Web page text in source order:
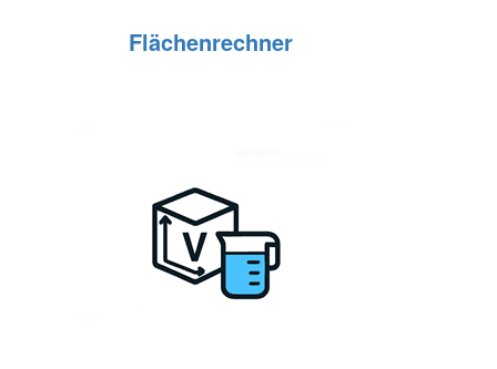
Flächenrechner